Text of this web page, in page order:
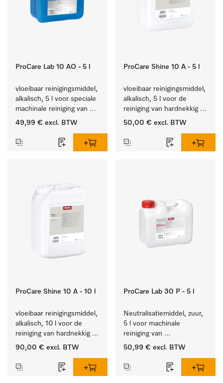
ProCare Lab 10 AO - 5 l
vloeibaar reinigingsmiddel,
alkalisch, 5 l voor speciale
machinale reiniging van
laboratoriumglaswerk en -
49,99 € excl. BTW
ProCare Shine 10 A - 5 l
vloeibaar reinigingsmiddel,
alkalisch, 5 l voor de
reiniging van hardnekkig
vuil op serviesgoed,
50,00 € excl. BTW
ProCare Shine 10 A - 10 l
vloeibaar reinigingsmiddel,
alkalisch, 10 l voor de
reiniging van hardnekkig
vuil op serviesgoed,
90,00 € excl. BTW
ProCare Lab 30 P - 5 l
Neutralisatiemiddel, zuur,
5 l voor machinale
reiniging van
laboratoriumglaswerk en -
50,99 € excl. BTW